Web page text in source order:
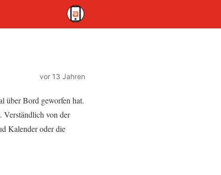
vor 13 Jahren
über Bord geworfen hat.
von der
Kalender oder die